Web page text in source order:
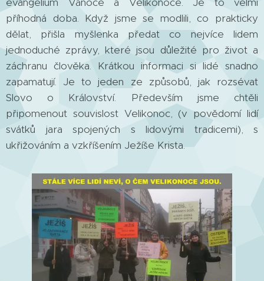
příhodná doba. Když jsme se modlili, co prakticky
dělat, přišla myšlenka předat co nejvíce lidem
jednoduché zprávy, které jsou důležité pro život a
záchranu člověka. Krátkou informaci si lidé snadno
zapamatují. Je to jeden ze způsobů, jak rozsévat
Slovo o Království. Především jsme chtěli
připomenout souvislost Velikonoc, (v povědomí lidí
svátků jara spojených s lidovými tradicemi), s
ukřižováním a vzkříšením Ježíše Krista.